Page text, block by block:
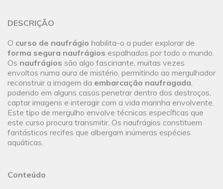
DESCRIÇÃO
O curso de naufrágio habilita-o a puder explorar de
forma segura naufrágios espalhados por todo o mundo.
Os naufrágios são algo fascinante, muitas vezes
envoltos numa aura de mistério, permitindo ao mergulhador
reconstruir a imagem da embarcação naufragada,
podendo em alguns casos penetrar dentro dos destroços,
captar imagens e interagir com a vida marinha envolvente.
Este tipo de mergulho envolve técnicas específicas que
este curso procura transmitir. Os naufrágios constituem
fantásticos recifes que albergam inúmeras espécies
aquáticas.
Conteúdo